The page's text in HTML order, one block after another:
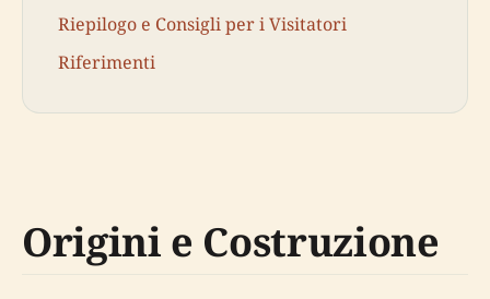
Riepilogo e Consigli per i Visitatori
Riferimenti
Origini e Costruzione